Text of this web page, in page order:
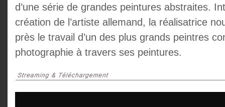
d’une série de grandes peintures abstraites.
création de l’artiste allemand, la réalisatrice
près le travail d’un des plus grands peintres
photographie à travers ses peintures.